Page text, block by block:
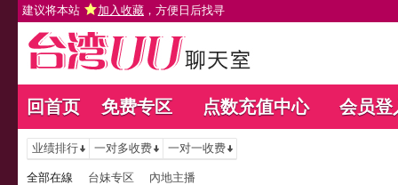
建议将本站 加入收藏 ，方便日后找寻
回首页 免费专区 点数充值中心 会员登
业绩排行 一对多收费 一对一收费
全部在線 台妹专区 內地主播